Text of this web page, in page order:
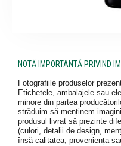
NOTĂ IMPORTANTĂ PRIVIND
Fotografiile produselor
Etichetele, ambalajele sau
minore din partea
străduim să menținem
produsul livrat să prezinte
(culori, detalii de design,
însă calitatea, proveniența